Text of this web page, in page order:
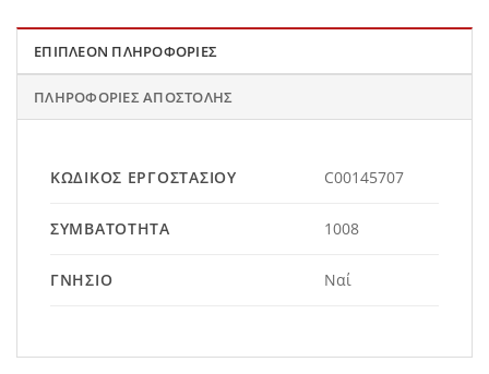
ΕΠΙΠΛΈΟΝ ΠΛΗΡΟΦΟΡΊΕΣ
ΠΛΗΡΟΦΟΡΊΕΣ ΑΠΟΣΤΟΛΉΣ
ΚΩΔΙΚΌΣ ΕΡΓΟΣΤΑΣΊΟΥ C00145707
ΣΥΜΒΑΤΌΤΗΤΑ 1008
ΓΝΉΣΙΟ Ναί